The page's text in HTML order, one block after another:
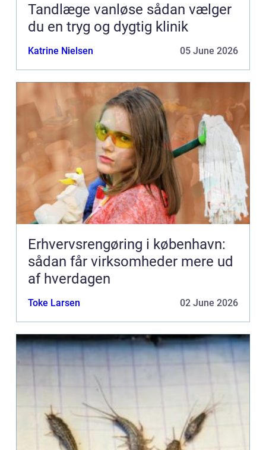
Tandlæge vanløse sådan vælger
du en tryg og dygtig klinik
Katrine Nielsen 05 June 2026
Erhvervsrengøring i københavn:
sådan får virksomheder mere ud
af hverdagen
Toke Larsen 02 June 2026